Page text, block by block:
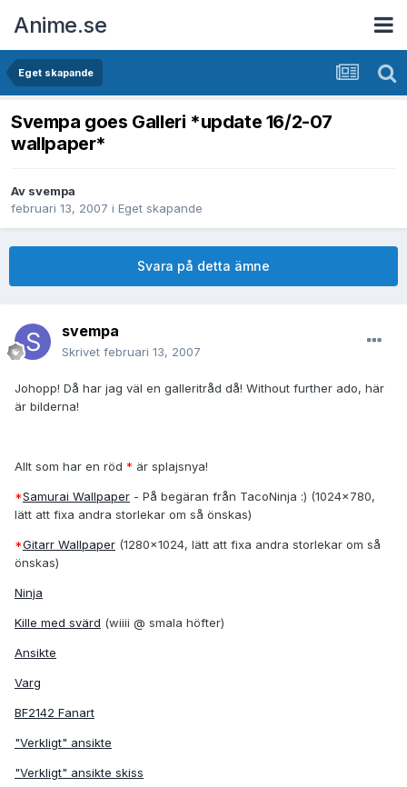
Anime.se
Eget skapande
Svempa goes Galleri *update 16/2-07
wallpaper*
Av svempa
februari 13, 2007 i Eget skapande
Svara på detta ämne
svempa
Skrivet februari 13, 2007
Johopp! Då har jag väl en galleritråd då! Without further ado, här
är bilderna!
Allt som har en röd * är splajsnya!
*Samurai Wallpaper - På begäran från TacoNinja :) (1024x780,
lätt att fixa andra storlekar om så önskas)
*Gitarr Wallpaper (1280x1024, lätt att fixa andra storlekar om så
önskas)
Ninja
Kille med svärd (wiiii @ smala höfter)
Ansikte
Varg
BF2142 Fanart
"Verkligt" ansikte
"Verkligt" ansikte skiss